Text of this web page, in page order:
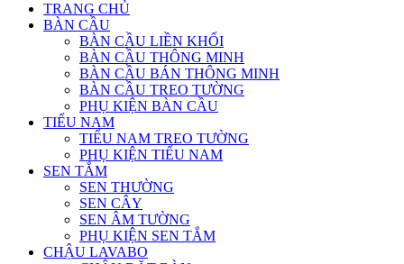
TRANG CHỦ
BÀN CẦU
BÀN CẦU LIỀN KHỐI
BÀN CẦU THÔNG MINH
BÀN CẦU BÁN THÔNG MINH
BÀN CẦU TREO TƯỜNG
PHỤ KIỆN BÀN CẦU
TIỂU NAM
TIỂU NAM TREO TƯỜNG
PHỤ KIỆN TIỂU NAM
SEN TẮM
SEN THƯỜNG
SEN CÂY
SEN ÂM TƯỜNG
PHỤ KIỆN SEN TẮM
CHẬU LAVABO